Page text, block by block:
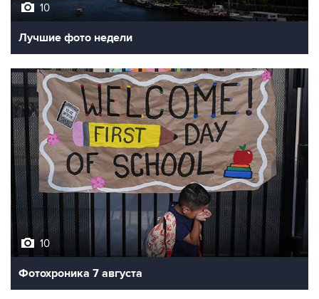
10
Лучшие фото недели
10
Фотохроника 7 августа